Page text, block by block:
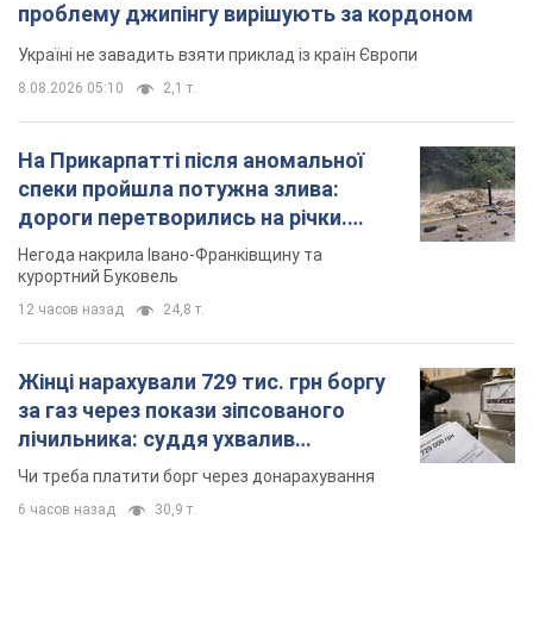
проблему джипінгу вирішують за кордоном
Україні не завадить взяти приклад із країн Європи
8.08.2026 05:10 2,1 т.
На Прикарпатті після аномальної
спеки пройшла потужна злива:
дороги перетворились на річки.
Відео
Негода накрила Івано-Франківщину та
курортний Буковель
12 часов назад 24,8 т.
Жінці нарахували 729 тис. грн боргу
за газ через покази зіпсованого
лічильника: суддя ухвалив
неочікуване рішення
Чи треба платити борг через донарахування
6 часов назад 30,9 т.